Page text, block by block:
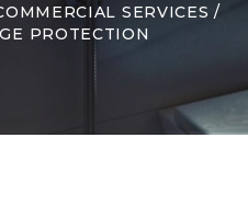
SERVICES
PROTECTION